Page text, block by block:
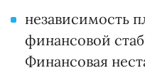
независимость
финансовой
Финансовая